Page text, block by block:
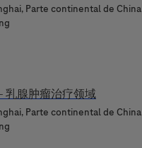
Parte continental de China
乳腺肿瘤治疗领域
Parte continental de China